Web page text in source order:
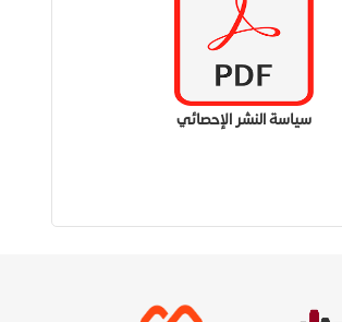
سياسة النشر الإحصائي​